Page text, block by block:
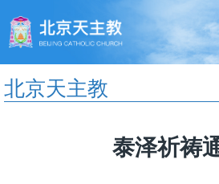
北京天主教
泰泽祈祷